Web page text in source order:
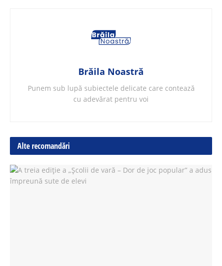
Brăila Noastră
Punem sub lupă subiectele delicate care contează
cu adevărat pentru voi
Alte recomandări